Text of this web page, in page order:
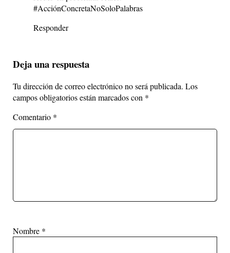
#AcciónConcretaNoSoloPalabras
Responder
Deja una respuesta
Tu dirección de correo electrónico no será publicada. Los
campos obligatorios están marcados con *
Comentario *
Nombre *